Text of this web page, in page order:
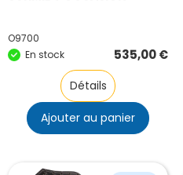
O9700
En stock
535,00€
Détails
Ajouter au panier